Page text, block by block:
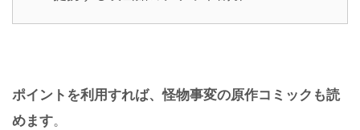
ポイントを利用すれば、怪物事変の原作コミックも読
めます。